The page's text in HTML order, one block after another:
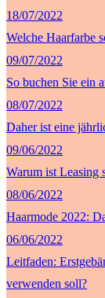
18/07/2022
Welche Haarfarbe
09/07/2022
So buchen Sie ein
08/07/2022
Daher ist eine
09/06/2022
Warum ist Leasing
08/06/2022
Haarmode 2022:
06/06/2022
Leitfaden:
verwenden soll?